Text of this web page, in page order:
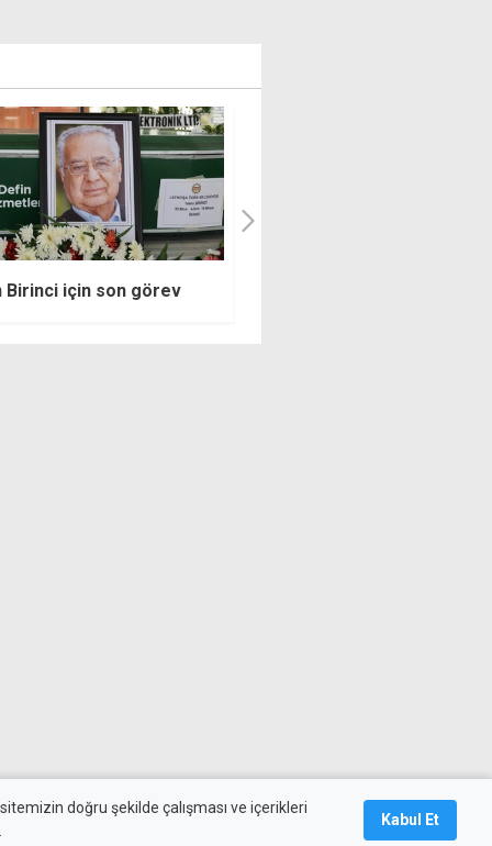
ve en iyi sağlık hizmeti
doğru şekilde çalışması ve içerikleri
Kabul Et